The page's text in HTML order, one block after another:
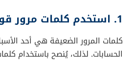
1. استخدم كلمات مرور قوية ومميزة
كلمات المرور الضعيفة هي أحد
الحسابات. لذلك، يُنصح باستخدام